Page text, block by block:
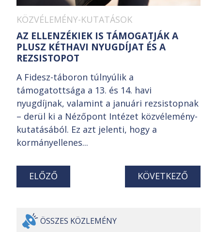
KÖZVÉLEMÉNY-KUTATÁSOK
AZ ELLENZÉKIEK IS TÁMOGATJÁK A
PLUSZ KÉTHAVI NYUGDÍJAT ÉS A
REZSISTOPOT
A Fidesz-táboron túlnyúlik a
támogatottsága a 13. és 14. havi
nyugdíjnak, valamint a januári rezsistopnak
– derül ki a Nézőpont Intézet közvélemény-
kutatásából. Ez azt jelenti, hogy a
kormányellenes...
ELŐZŐ KÖVETKEZŐ
ÖSSZES KÖZLEMÉNY